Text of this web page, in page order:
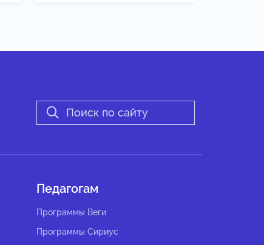
Педагогам
Программы Веги
Программы Сириус